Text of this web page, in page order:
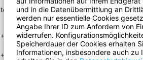
tesa 4651 tesa 4661 tesa 4541 tesa 4549
++++ ++++ ++ ++
+++ +++ ++ ++